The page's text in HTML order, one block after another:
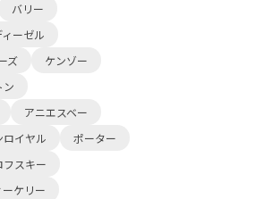
バリー
ィーゼル
ズ
ケンゾー
ン
アニエスベー
ロイヤル
ポーター
フスキー
ーケリー